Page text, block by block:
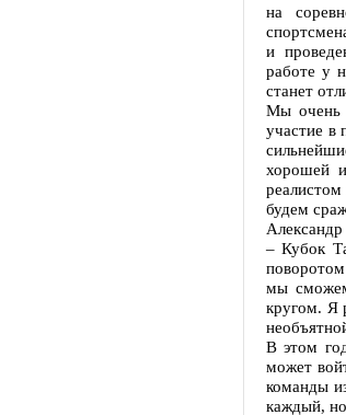
на
и
работе у
станет
Мы очень
участие в
хорошей
будем
– Кубок
мы
кругом. Я
В этом
может
команды
каждый,